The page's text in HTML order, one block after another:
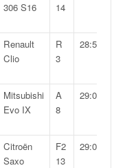
306 S16
14
Renault
Clio
R
3
28:56,7
Mitsubishi
Evo IX
A
8
29:01,4
Citroën
Saxo
F2
13
29:05,8